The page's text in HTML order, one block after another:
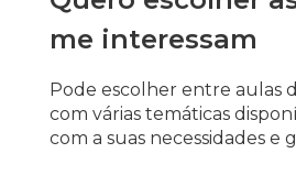
me interessam
Pode escolher entre aulas
com várias temáticas
com a suas necessidades e